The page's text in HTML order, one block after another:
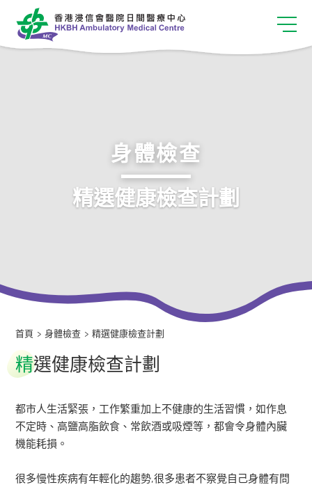
身體檢查
精選健康檢查計劃
首頁 > 身體檢查 > 精選健康檢查計劃
精選健康檢查計劃
都市人生活緊張，工作繁重加上不健康的生活習慣，如作息
不定時、高鹽高脂飲食、常飲酒或吸煙等，都會令身體內臟
機能耗損。
很多慢性疾病有年輕化的趨勢,很多患者不察覺自己身體有問